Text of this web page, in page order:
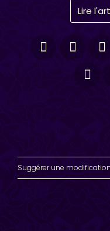
Lire
Suggérer une modification